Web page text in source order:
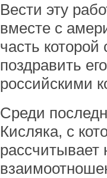
Вести эту
вместе с
часть
поздравить
российскими
Среди
Кисляка, с
рассчитывает